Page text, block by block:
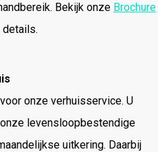
Bekijk onze Brochure
onze verhuisservice. U
levensloopbestendige
uitkering. Daarbij